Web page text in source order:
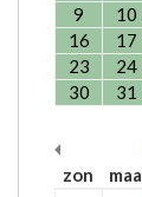
9
10
16
17
23
24
30
31
zon
maa